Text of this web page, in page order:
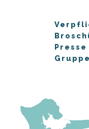
Presse